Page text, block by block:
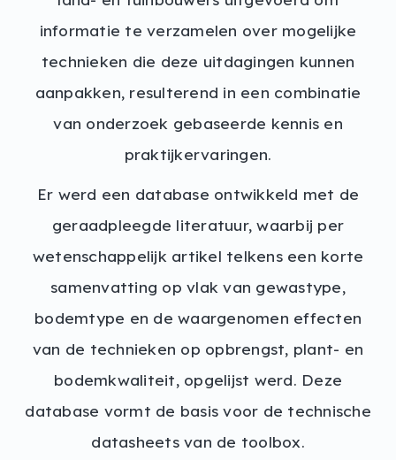
informatie te verzamelen over mogelijke
technieken die deze uitdagingen kunnen
aanpakken, resulterend in een combinatie
van onderzoek gebaseerde kennis en
praktijkervaringen.
Er werd een database ontwikkeld met de
geraadpleegde literatuur, waarbij per
wetenschappelijk artikel telkens een korte
samenvatting op vlak van gewastype,
bodemtype en de waargenomen effecten
van de technieken op opbrengst, plant- en
bodemkwaliteit, opgelijst werd. Deze
database vormt de basis voor de technische
datasheets van de toolbox.